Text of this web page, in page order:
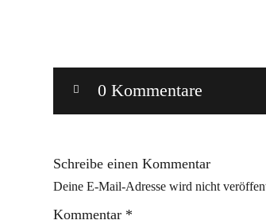
0 Kommentare
Schreibe einen Kommentar
Deine E-Mail-Adresse wird nicht
Kommentar *